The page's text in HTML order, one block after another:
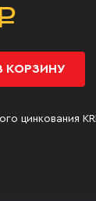
КОРЗИНУ
цинкования